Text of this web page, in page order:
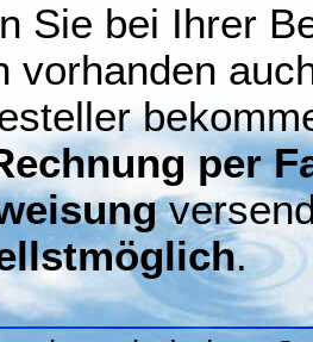
Sie bei Ihrer
vorhanden
per
.